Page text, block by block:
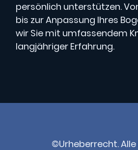
persönlich unterstützen.
bis zur Anpassung Ihres
wir Sie mit umfassendem
langjähriger Erfahrung.
©Urheberrecht. Alle